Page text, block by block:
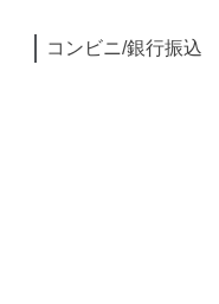
コンビニ/銀行振込